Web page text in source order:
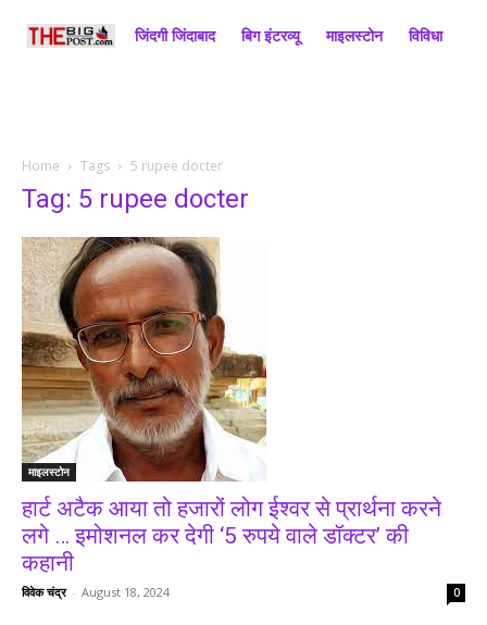
जिंदगी जिंदाबाद बिग इंटरव्यू माइलस्टोन विविधा
Home Tags 5 rupee docter
Tag: 5 rupee docter
माइलस्टोन
हार्ट अटैक आया तो हजारों लोग ईश्वर से प्रार्थना करने
लगे … इमोशनल कर देगी ‘5 रुपये वाले डॉक्टर’ की
कहानी
विवेक चंद्र - August 18, 2024 0